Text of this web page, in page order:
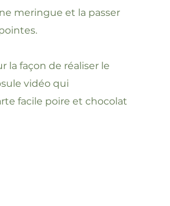
meringue et la passer
la façon de réaliser le
vidéo qui
facile poire et chocolat